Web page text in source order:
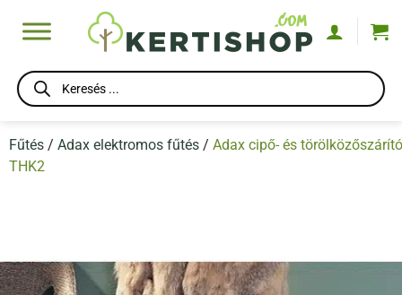
Products
search
Fűtés / Adax elektromos fűtés / Adax cipő- és törölközőszárító
THK2